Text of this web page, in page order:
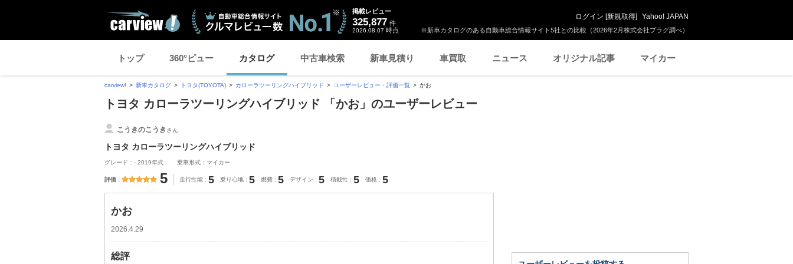
※新車カタログのある自動車総合情報サイト5社との比較（2026年2月株式会社プラグ調べ）
掲載レビュー
325,877 件
2026.08.07 時点
ログイン [新規取得] Yahoo! JAPAN
トップ 360°ビュー カタログ 中古車検索 新車見積り 車買取 ニュース オリジナル記事 マイカー
carview! 新車カタログ トヨタ(TOYOTA) カローラツーリングハイブリッド ユーザーレビュー・評価一覧 かお
トヨタ カローラツーリングハイブリッド 「かお」のユーザーレビュー
こうきのこうき さん
トヨタ カローラツーリングハイブリッド
グレード：- 2019年式 乗車形式：マイカー
評価 5 走行性能 5 乗り心地 5 燃費 5 デザイン 5 積載性 5 価格 5
かお
2026.4.29
総評